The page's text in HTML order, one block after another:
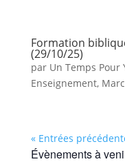
Formation
(29/10/25)
par Un Temps Pour
Enseignement,
« Entrées
Évènements à